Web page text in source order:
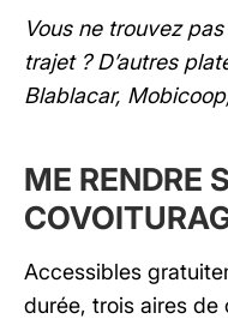
Vous ne trouvez
trajet ? D’autres
Blablacar,
ME RENDRE
Accessibles
durée, trois aires